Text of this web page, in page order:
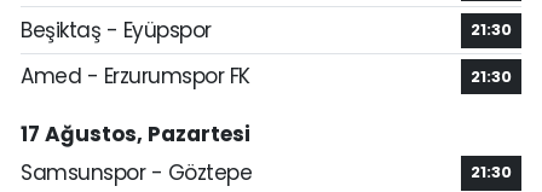
Beşiktaş - Eyüpspor 21:30
Amed - Erzurumspor FK 21:30
17 Ağustos, Pazartesi
Samsunspor - Göztepe
21:30